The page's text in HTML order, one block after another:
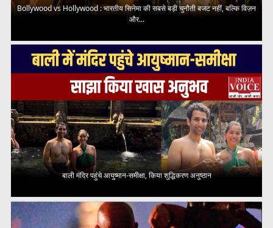
Bollywood vs Hollywood : भारतीय सिनेमा की सबसे बड़ी चुनौती बजट नहीं, बल्कि विज़न
और...
बाली मंदिर पहुंचे आयुष्मान-समीक्षा, किया शुद्धिकरण अनुष्ठान